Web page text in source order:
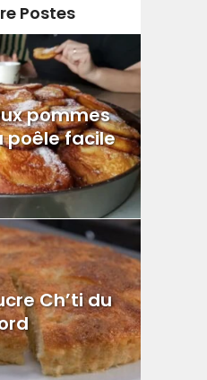
Postes
pommes
poêle facile
Ch’ti du